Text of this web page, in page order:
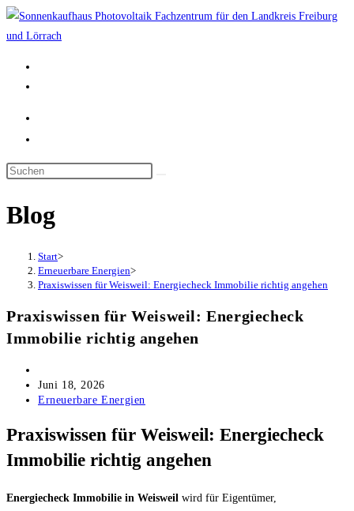
Zum
Inhalt
Blog
Start>
Erneuerbare Energien>
Praxiswissen für Weisweil: Energiecheck Immobilie richtig angehen
Praxiswissen für Weisweil: Energiecheck
Immobilie richtig angehen
Autor:
Beitrag
veröffentlicht:
Juni 18, 2026
Beitrags-
Erneuerbare Energien
Praxiswissen für Weisweil: Energiecheck
Immobilie richtig angehen
Energiecheck Immobilie in Weisweil wird für Eigentümer,